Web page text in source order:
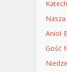
Anioł
Gość